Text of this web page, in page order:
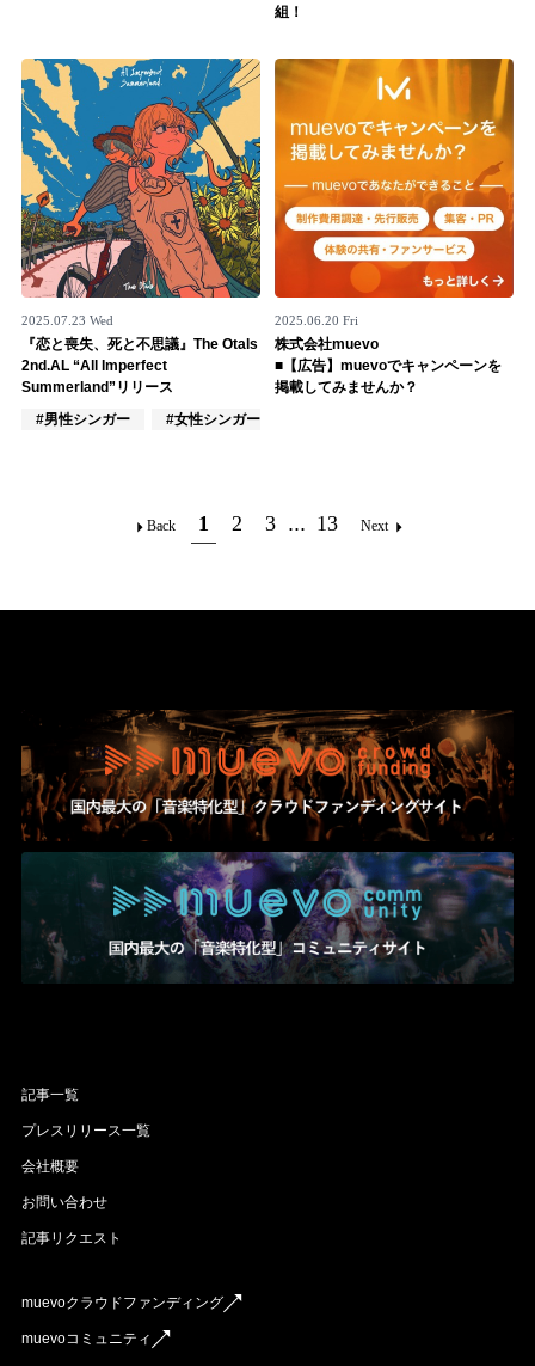
組！
2025.07.23 Wed
『恋と喪失、死と不思議』The Otals
2nd.AL “All Imperfect
Summerland”リリース
#男性シンガー
#女性シンガー
2025.06.20 Fri
株式会社muevo
■【広告】muevoでキャンペーンを
掲載してみませんか？
Back 1 2 3 ... 13 Next
記事一覧
プレスリリース一覧
会社概要
お問い合わせ
記事リクエスト
muevoクラウドファンディング
muevoコミュニティ